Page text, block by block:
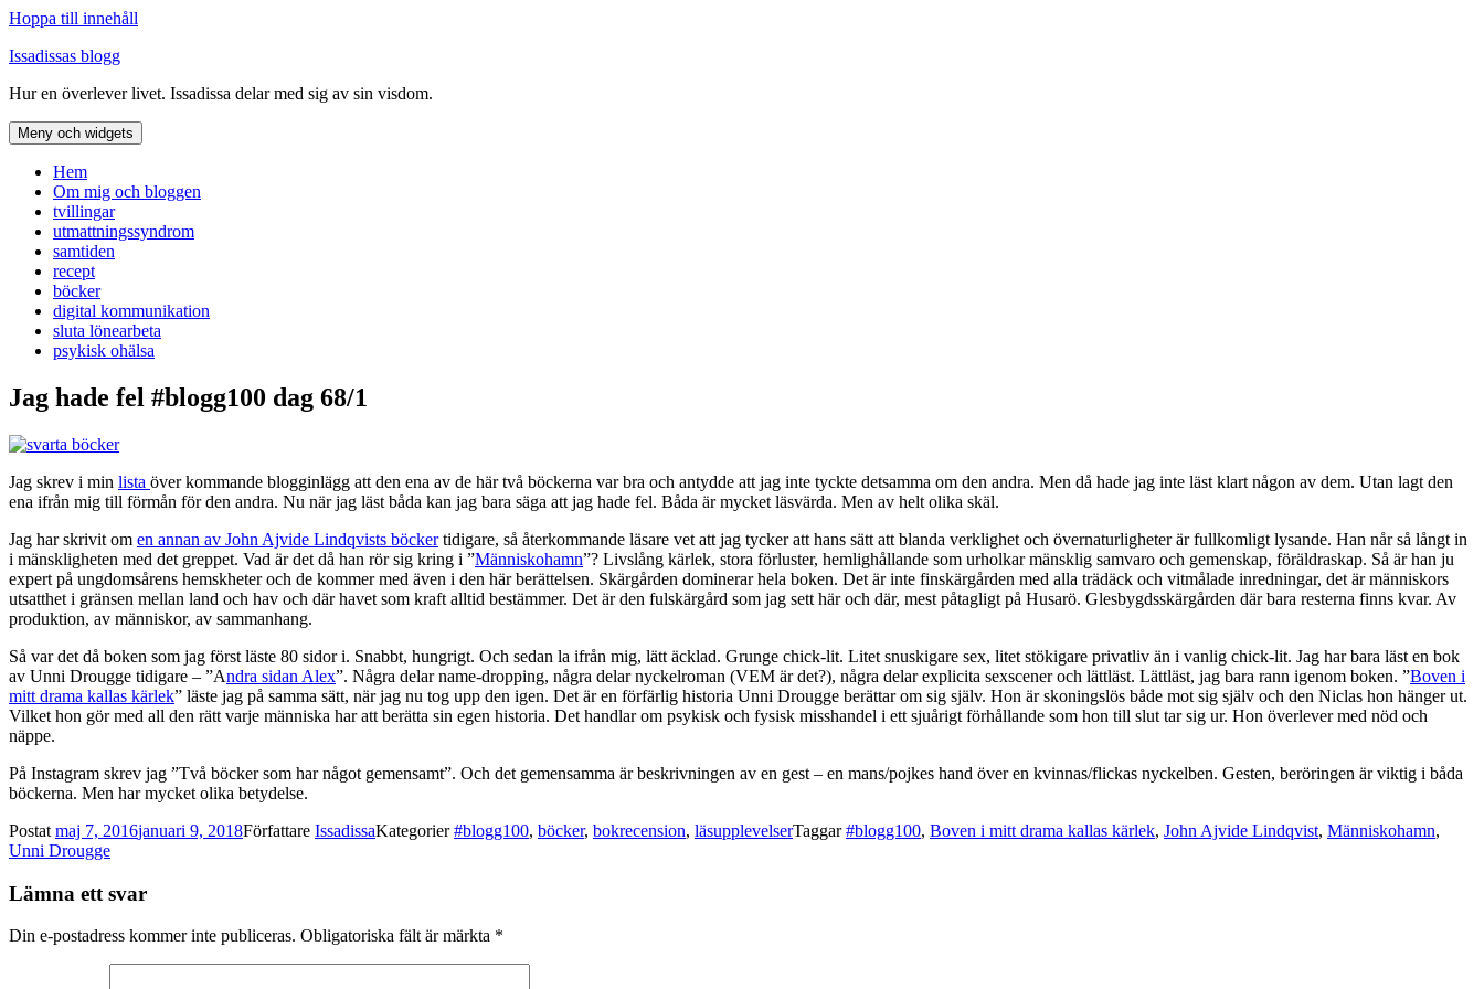
Hoppa till innehåll
Issadissas blogg
Hur en överlever livet. Issadissa delar med sig av sin visdom.
Meny och widgets
Hem
Om mig och bloggen
tvillingar
utmattningssyndrom
samtiden
recept
böcker
digital kommunikation
sluta lönearbeta
psykisk ohälsa
Jag hade fel #blogg100 dag 68/1
Jag skrev i min lista över kommande blogginlägg att den ena av de här två böckerna var bra och antydde att jag inte tyckte detsamma om den andra. Men då hade jag inte läst klart någon av dem. Utan lagt den
ena ifrån mig till förmån för den andra. Nu när jag läst båda kan jag bara säga att jag hade fel. Båda är mycket läsvärda. Men av helt olika skäl.
Jag har skrivit om en annan av John Ajvide Lindqvists böckertidigare, så återkommande läsare vet att jag tycker att hans sätt att blanda verklighet och övernaturligheter är fullkomligt lysande. Han når så långt in
i mänskligheten med det greppet. Vad är det då han rör sig kring i ”Människohamn”? Livslång kärlek, stora förluster, hemlighållande som urholkar mänsklig samvaro och gemenskap, föräldraskap. Så är han ju
expert på ungdomsårens hemskheter och de kommer med även i den här berättelsen. Skärgården dominerar hela boken. Det är inte finskärgården med alla trädäck och vitmålade inredningar, det är människors
utsatthet i gränsen mellan land och hav och där havet som kraft alltid bestämmer. Det är den fulskärgård som jag sett här och där, mest påtagligt på Husarö. Glesbygdsskärgården där bara resterna finns kvar. Av
produktion, av människor, av sammanhang.
Så var det då boken som jag först läste 80 sidor i. Snabbt, hungrigt. Och sedan la ifrån mig, lätt äcklad. Grunge chick-lit. Litet snuskigare sex, litet stökigare privatliv än i vanlig chick-lit. Jag har bara läst en bok
av Unni Drougge tidigare – ”Andra sidan Alex”. Några delar name-dropping, några delar nyckelroman (VEM är det?), några delar explicita sexscener och lättläst. Lättläst, jag bara rann igenom boken. ”Boven i
mitt drama kallas kärlek” läste jag på samma sätt, när jag nu tog upp den igen. Det är en förfärlig historia Unni Drougge berättar om sig själv. Hon är skoningslös både mot sig själv och den Niclas hon hänger ut.
Vilket hon gör med all den rätt varje människa har att berätta sin egen historia. Det handlar om psykisk och fysisk misshandel i ett sjuårigt förhållande som hon till slut tar sig ur. Hon överlever med nöd och
näppe.
På Instagram skrev jag ”Två böcker som har något gemensamt”. Och det gemensamma är beskrivningen av en gest – en mans/pojkes hand över en kvinnas/flickas nyckelben. Gesten, beröringen är viktig i båda
böckerna. Men har mycket olika betydelse.
Postat maj 7, 2016januari 9, 2018Författare IssadissaKategorier#blogg100, böcker, bokrecension, läsupplevelserTaggar#blogg100, Boven i mitt drama kallas kärlek, John Ajvide Lindqvist, Människohamn,
Unni Drougge
Lämna ett svar
Din e-postadress kommer inte publiceras. Obligatoriska fält är märkta *